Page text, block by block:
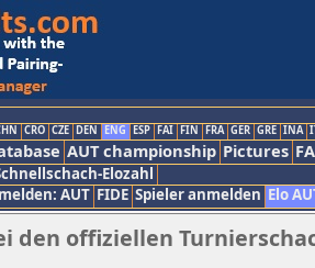
CRO CZE DEN ENG ESP FAI FIN FRA GER GRE INA
AUT championship Pictures
Elozahl
AUT FIDE Spieler anmelden Elo
den offiziellen